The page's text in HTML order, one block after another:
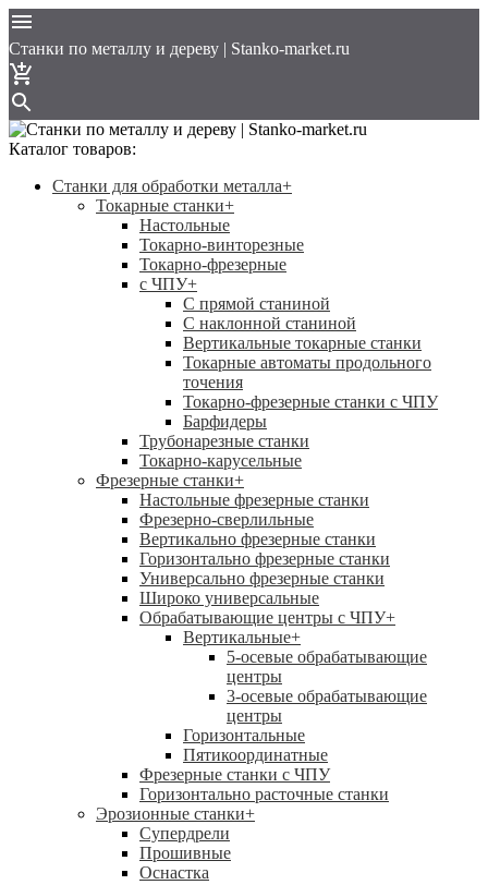
Cтанки по металлу и дереву | Stanko-market.ru
Каталог товаров:
Станки для обработки металла+
Токарные станки+
Настольные
Токарно-винторезные
Токарно-фрезерные
с ЧПУ+
С прямой станиной
C наклонной станиной
Вертикальные токарные станки
Токарные автоматы продольного
точения
Токарно-фрезерные станки с ЧПУ
Барфидеры
Трубонарезные станки
Токарно-карусельные
Фрезерные станки+
Настольные фрезерные станки
Фрезерно-сверлильные
Вертикально фрезерные станки
Горизонтально фрезерные станки
Универсально фрезерные станки
Широко универсальные
Обрабатывающие центры с ЧПУ+
Вертикальные+
5-осевые обрабатывающие
центры
3-осевые обрабатывающие
центры
Горизонтальные
Пятикоординатные
Фрезерные станки с ЧПУ
Горизонтально расточные станки
Эрозионные станки+
Супердрели
Прошивные
Оснастка